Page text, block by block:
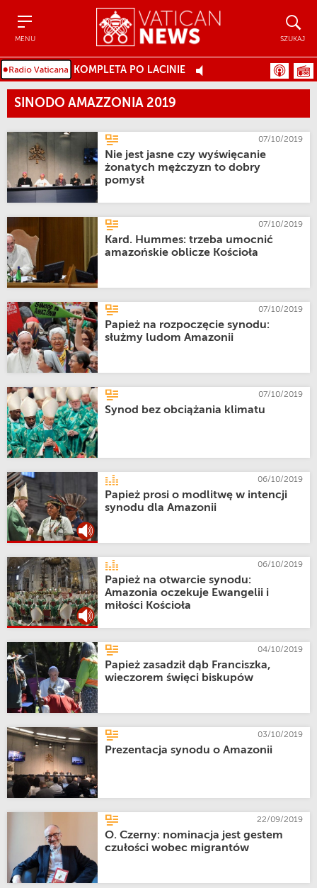
MENU SZUKAJ
KOMPLETA PO LACINIE
SINODO AMAZZONIA 2019
07/10/2019
Nie jest jasne czy wyświęcanie
żonatych mężczyzn to dobry
pomysł
07/10/2019
Kard. Hummes: trzeba umocnić
amazońskie oblicze Kościoła
07/10/2019
Papież na rozpoczęcie synodu:
służmy ludom Amazonii
07/10/2019
Synod bez obciążania klimatu
06/10/2019
Papież prosi o modlitwę w intencji
synodu dla Amazonii
06/10/2019
Papież na otwarcie synodu:
Amazonia oczekuje Ewangelii i
miłości Kościoła
04/10/2019
Papież zasadził dąb Franciszka,
wieczorem święci biskupów
03/10/2019
Prezentacja synodu o Amazonii
22/09/2019
O. Czerny: nominacja jest gestem
czułości wobec migrantów